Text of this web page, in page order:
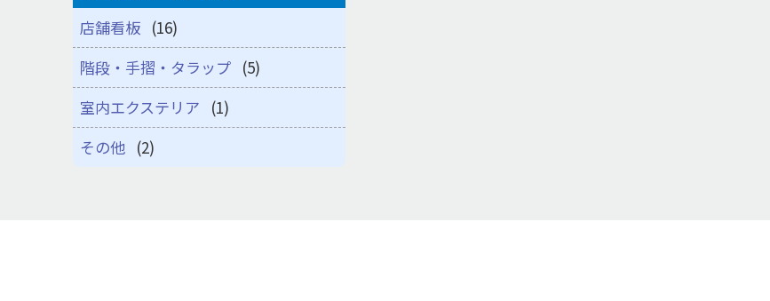
店舗看板 (16)
階段・手摺・タラップ (5)
室内エクステリア (1)
その他 (2)